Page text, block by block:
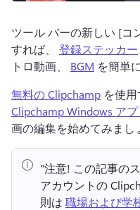
ツール バーの新しい [コ
すれば、 登録ステッカー
トロ動画、 BGM を簡単
無料の Clipchamp を使用
Clipchamp Windows アプ
画の編集を始めてみまし
"注意! この記事の
アカウントの
則は 職場および学